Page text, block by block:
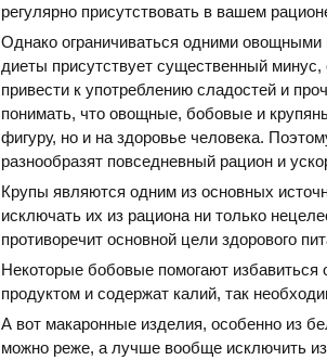
регулярно присутствовать в вашем
Однако ограничиваться одними овощными
диеты присутствует существенный
привести к употреблению сладостей и
понимать, что овощные, бобовые и
фигуру, но и на здоровье человека.
разнообразят повседневный рацион и
Крупы являются одним из основных
исключать их из рациона ни только
противоречит основной цели здорового
Некоторые бобовые помогают
продуктом и содержат калий, так
А вот макаронные изделия, особенно из
можно реже, а лучше вообще исключить